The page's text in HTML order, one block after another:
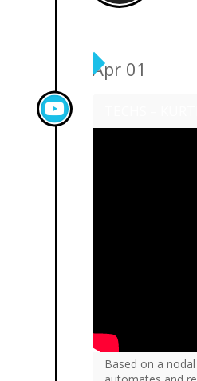
Apr 01
Based on a